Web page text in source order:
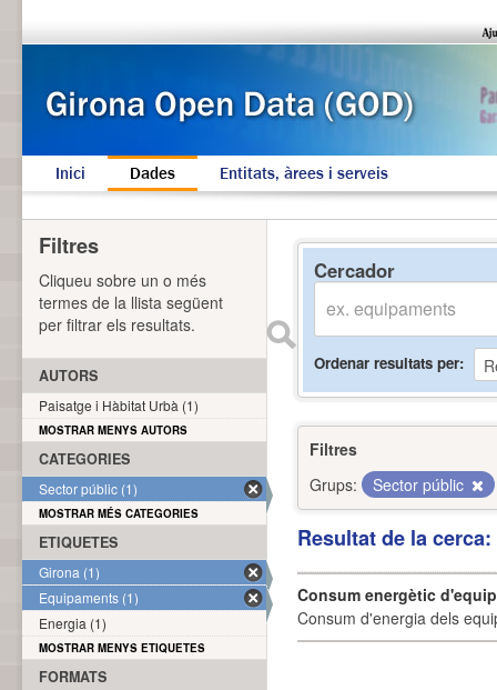
Inici Dades Entitats, àrees i serveis
Cercador
Ordenar resultats per
Filtres
Grups:
Sector públic
Resultat de la
Consum energètic
Consum d'energia dels
Filtres
Cliqueu sobre un o més
termes de la llista següent
per filtrar els resultats.
AUTORS
Paisatge i Hàbitat Urbà (1)
MOSTRAR MENYS AUTORS
CATEGORIES
Sector públic (1)
MOSTRAR MÉS CATEGORIES
ETIQUETES
Girona (1)
Equipaments (1)
Energia (1)
MOSTRAR MENYS ETIQUETES
FORMATS